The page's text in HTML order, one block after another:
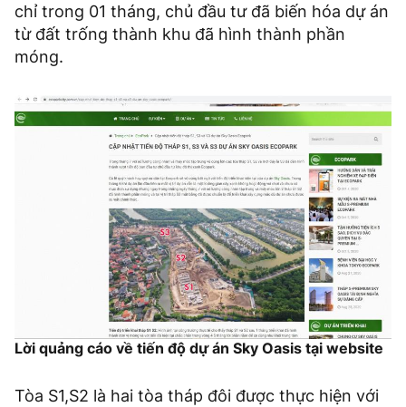
chỉ trong 01 tháng, chủ đầu tư đã biến hóa dự án
từ đất trống thành khu đã hình thành phần
móng.
Lời quảng cáo về tiến độ dự án Sky Oasis tại website
Tòa S1,S2 là hai tòa tháp đôi được thực hiện với